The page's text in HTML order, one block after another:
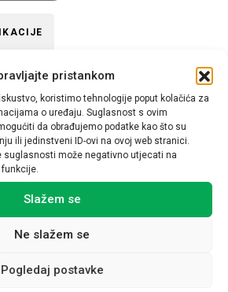
pristankom
koristimo tehnologije poput kolačića za
o uređaju. Suglasnost s ovim
da obrađujemo podatke kao što su
ili jedinstveni ID-ovi na ovoj web stranici.
suglasnosti može negativno utjecati na
Slažem se
Ne slažem se
Pogledaj postavke